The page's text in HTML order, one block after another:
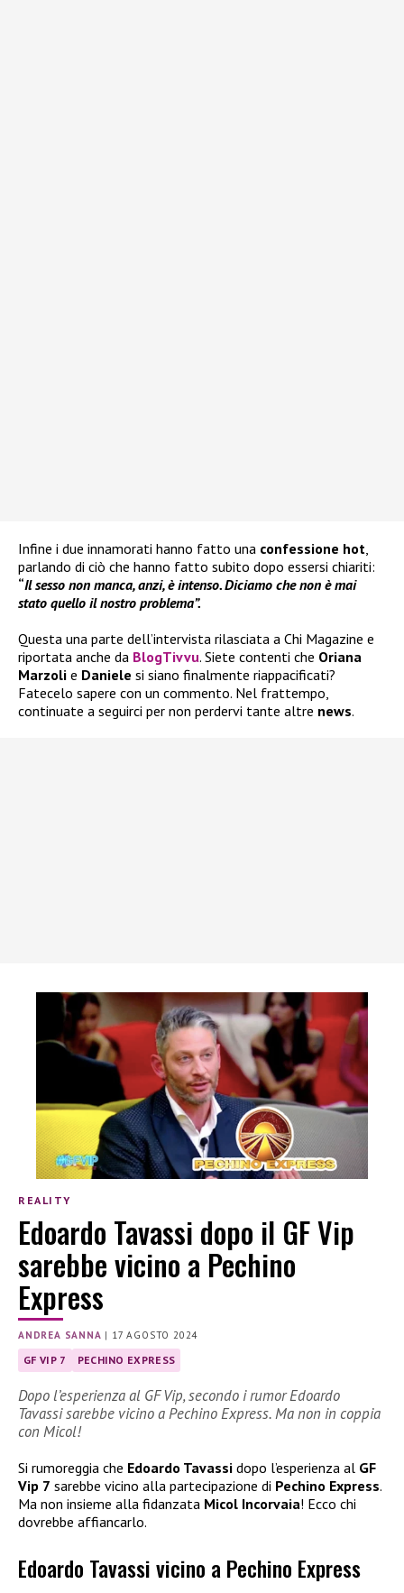
Infine i due innamorati hanno fatto una confessione hot,
parlando di ciò che hanno fatto subito dopo essersi chiariti:
“Il sesso non manca, anzi, è intenso. Diciamo che non è mai
stato quello il nostro problema”.
Questa una parte dell’intervista rilasciata a Chi Magazine e
riportata anche da BlogTivvu. Siete contenti che Oriana
Marzoli e Daniele si siano finalmente riappacificati?
Fatecelo sapere con un commento. Nel frattempo,
continuate a seguirci per non perdervi tante altre news.
REALITY
Edoardo Tavassi dopo il GF Vip
sarebbe vicino a Pechino
Express
ANDREA SANNA | 17 AGOSTO 2024
GF VIP 7 PECHINO EXPRESS
Dopo l’esperienza al GF Vip, secondo i rumor Edoardo
Tavassi sarebbe vicino a Pechino Express. Ma non in coppia
con Micol!
Si rumoreggia che Edoardo Tavassi dopo l’esperienza al GF
Vip 7 sarebbe vicino alla partecipazione di Pechino Express.
Ma non insieme alla fidanzata Micol Incorvaia! Ecco chi
dovrebbe affiancarlo.
Edoardo Tavassi vicino a Pechino Express